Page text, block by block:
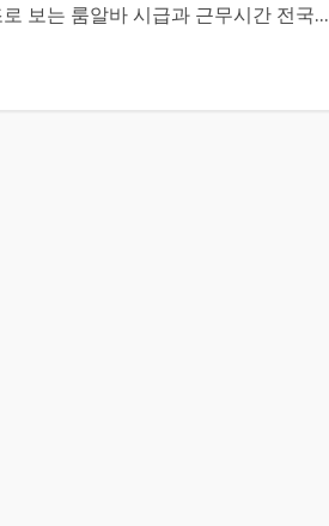
보는 룸알바 시급과 근무시간 전국...